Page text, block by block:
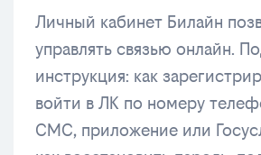
Личный кабинет Билайн
управлять связью онлайн.
инструкция: как
войти в ЛК по номеру
СМС, приложение или